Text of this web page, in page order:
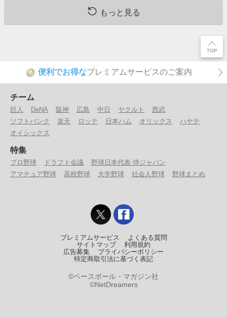
もっと見る
P 便利でお得なプレミアムサービスのご案内
チーム
巨人 DeNA 阪神 広島 中日 ヤクルト
西武
ソフトバンク
楽天 ロッテ 日本ハム オリックス
ハヤテ
オイシックス
特集
プロ野球 ドラフト会議
野球日本代表 侍ジャパン
アマチュア野球
高校野球 大学野球 社会人野球 野球まとめ
プレミアムサービス
よくある質問
サイトマップ
利用規約
広告募集
プライバシーポリシー
特定商取引法に基づく表記
©ベースボール・マガジン社
©NetDreamers